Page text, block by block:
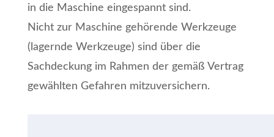
in die Maschine eingespannt sind.
Nicht zur Maschine gehörende Werkzeuge
(lagernde Werkzeuge) sind über die
Sachdeckung im Rahmen der gemäß Vertrag
gewählten Gefahren mitzuversichern.